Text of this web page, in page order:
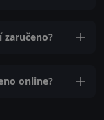
online?